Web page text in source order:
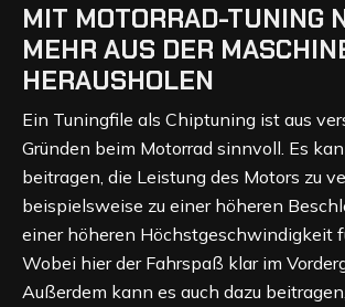
MIT MOTORRAD-TUNING
MEHR AUS DER
HERAUSHOLEN
Ein Tuningfile als Chiptuning ist aus
Gründen beim Motorrad sinnvoll. Es
beitragen, die Leistung des Motors zu
beispielsweise zu einer höheren
einer höheren Höchstgeschwindigkeit
Wobei hier der Fahrspaß klar im
Außerdem kann es auch dazu